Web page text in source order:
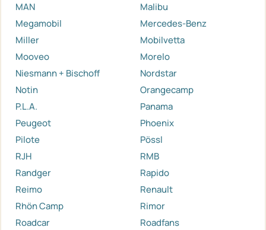
MAN
Malibu
Megamobil
Mercedes-Benz
Miller
Mobilvetta
Mooveo
Morelo
Niesmann + Bischoff
Nordstar
Notin
Orangecamp
P.L.A.
Panama
Peugeot
Phoenix
Pilote
Pössl
RJH
RMB
Randger
Rapido
Reimo
Renault
Rhön Camp
Rimor
Roadcar
Roadfans